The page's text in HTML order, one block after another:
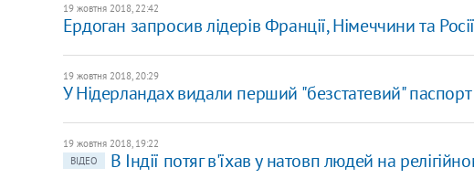
19 жовтня 2018, 22:42
​Ердоган запросив лідерів Франції, Німеччини та
19 жовтня 2018, 20:29
У Нідерландах видали перший "безстатевий" паспорт
19 жовтня 2018, 19:22
ВІДЕО
В Індії потяг в'їхав у натовп людей на